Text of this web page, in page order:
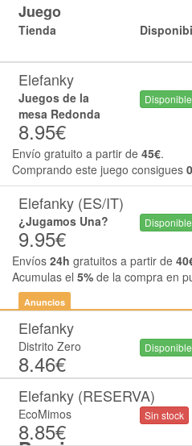
Juego
Tienda
Elefanky
Juegos de la
mesa Redonda
8.95€
Disponible
Envío gratuito a partir de 45€.
Comprando este juego consigues
Elefanky (ES/IT)
¿Jugamos Una?
9.95€
Disponible
Envíos 24h gratuitos a partir de
Acumulas el 5% de la compra en
Anuncios
Elefanky
Distrito Zero
8.46€
Disponible
Elefanky (RESERVA)
EcoMimos
8.85€
Sin stock